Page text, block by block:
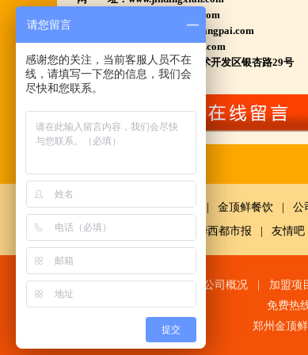
江苏泗洪 沭阳 浙江宁波温州等店.....
河南南阳多家 焦作周口多家店.....
郑州港区 许昌洛阳开封多家店.....
河北石家庄 唐山迁安多家店.....
安徽亳州清真店 湖北襄阳店.....
详询公司总监 何恒震 先生:手机/微信
火爆的网络线上团购及微信营销模式:公司
上门指导.住店扶持的经营模式,宁夏风味,
羊排突出鲜,香,嫩;香辣虾口感纯正,营养丰
多,易操作,夏天生意更火爆;无需聘厨师;是
店值得信赖的合作伙伴,适合餐饮店快速创
www.huyangpai.com
www.ningxiahuyangpai.com
电子邮件：1569898858@qq.com
总部地址：郑州高新产业技术开发区银杏路29号
鼎鲜餐饮 金顶鲜餐饮 公
网
| 中国经济网千龙网 华西都市报 友情吧
网站首页| 公司概况| 加盟项
免费热
郑州金顶
请您留言
感谢您的关注，当前客服人员不在
线，请填写一下您的信息，我们会
尽快和您联系。
提交